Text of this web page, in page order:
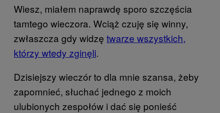
Wiesz, miałem naprawdę sporo szczęścia
tamtego wieczora. Wciąż czuję się winny,
zwłaszcza gdy widzę twarze wszystkich,
którzy wtedy zginęli.
Dzisiejszy wieczór to dla mnie szansa, żeby
zapomnieć, słuchać jednego z moich
ulubionych zespołów i dać się ponieść